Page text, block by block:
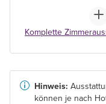
Komplette
Hinweis:
können je nach